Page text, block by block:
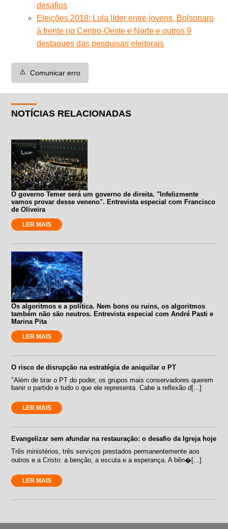
desafios
Eleições 2018: Lula líder entre jovens, Bolsonaro
à frente no Centro-Oeste e Norte e outros 9
destaques das pesquisas eleitorais
⚠️ Comunicar erro
NOTÍCIAS RELACIONADAS
O governo Temer será um governo de direita. "Infelizmente
vamos provar desse veneno". Entrevista especial com Francisco
de Oliveira
LER MAIS
Os algoritmos e a política. Nem bons ou ruins, os algoritmos
também não são neutros. Entrevista especial com André Pasti e
Marina Pita
LER MAIS
O risco de disrupção na estratégia de aniquilar o PT
"Além de tirar o PT do poder, os grupos mais conservadores querem
banir o partido e tudo o que ele representa. Cabe a reflexão d[...]
LER MAIS
Evangelizar sem afundar na restauração: o desafio da Igreja hoje
Três ministérios, três serviços prestados permanentemente aos
outros e a Cristo: a benção, a escuta e a esperança. A bên�[...]
LER MAIS